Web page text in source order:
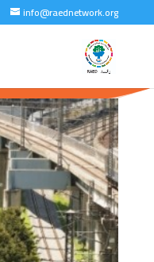
info@raednetwork.org